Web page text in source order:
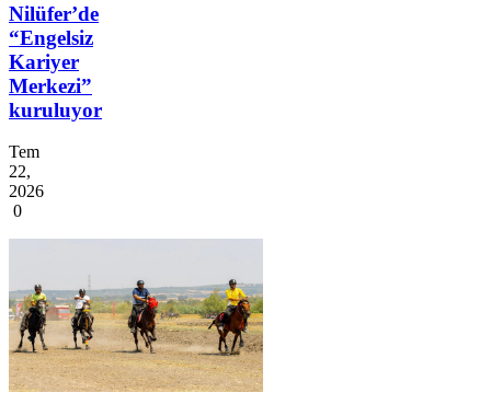
Nilüfer’de
“Engelsiz
Kariyer
Merkezi”
kuruluyor
Tem
22,
2026
0